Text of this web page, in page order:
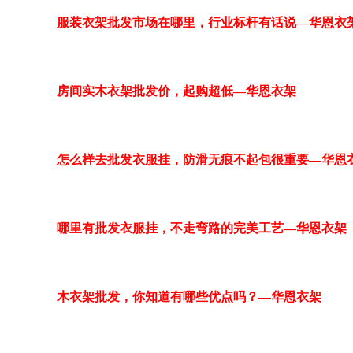
服装衣架批发市场在哪里，行业标杆有话说—华恩衣
房间实木衣架批发价，起购超低—华恩衣架
怎么样去批发衣服挂，防滑无痕不起包很重要—华恩
哪里有批发衣服挂，不走弯路的完美工艺—华恩衣架
木衣架批发，你知道有哪些优点吗？—华恩衣架